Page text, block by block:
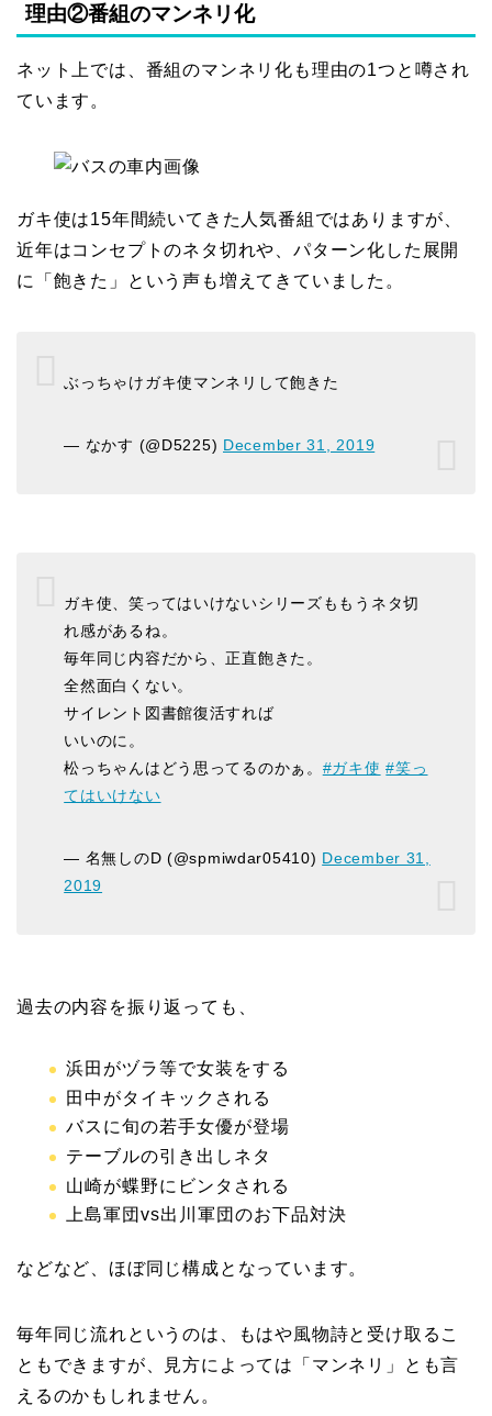
理由②番組のマンネリ化
ネット上では、番組のマンネリ化も理由の1つと噂され
ています。
ガキ使は15年間続いてきた人気番組ではありますが、
近年はコンセプトのネタ切れや、パターン化した展開
に「飽きた」という声も増えてきていました。
ぶっちゃけガキ使マンネリして飽きた
— なかす (@D5225) December 31, 2019
ガキ使、笑ってはいけないシリーズももうネタ切
れ感があるね。
毎年同じ内容だから、正直飽きた。
全然面白くない。
サイレント図書館復活すれば
いいのに。
松っちゃんはどう思ってるのかぁ。 #ガキ使 #笑っ
てはいけない
— 名無しのD (@spmiwdar05410) December 31,
2019
過去の内容を振り返っても、
浜田がヅラ等で女装をする
田中がタイキックされる
バスに旬の若手女優が登場
テーブルの引き出しネタ
山崎が蝶野にビンタされる
上島軍団vs出川軍団のお下品対決
などなど、ほぼ同じ構成となっています。
毎年同じ流れというのは、もはや風物詩と受け取るこ
ともできますが、見方によっては「マンネリ」とも言
えるのかもしれません。